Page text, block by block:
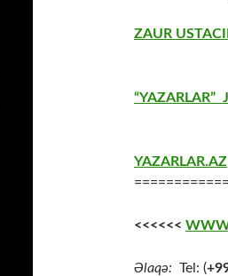
ZAUR
“YAZARLAR”
YAZARLAR.AZ
<<<<<<
Əlaqə: Tel: (